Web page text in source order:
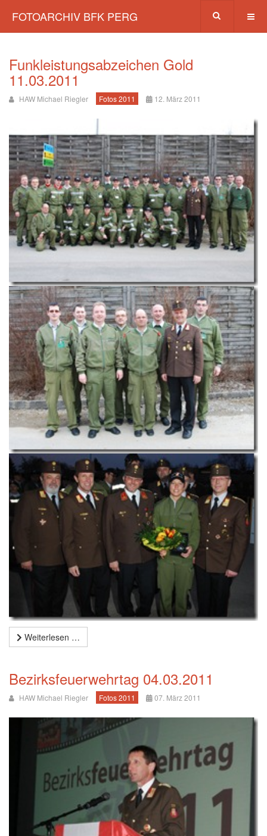
FOTOARCHIV BFK PERG
Funkleistungsabzeichen Gold
11.03.2011
HAW Michael Riegler Fotos 2011 12. März 2011
Weiterlesen …
Bezirksfeuerwehrtag 04.03.2011
HAW Michael Riegler Fotos 2011 07. März 2011